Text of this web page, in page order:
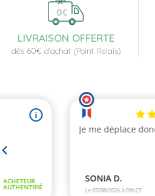
LIVRAISON OFFERTE
dès 60€ d'achat (Point Relais)